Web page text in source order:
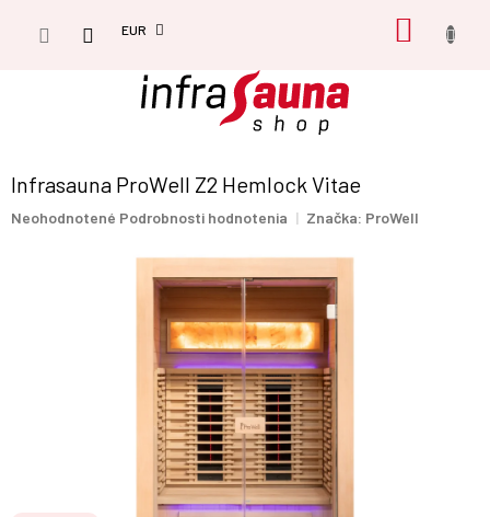
EUR
Infrasauna ProWell Z2 Hemlock Vitae
Priemerné
Neohodnotené Podrobnosti hodnotenia Značka: ProWell